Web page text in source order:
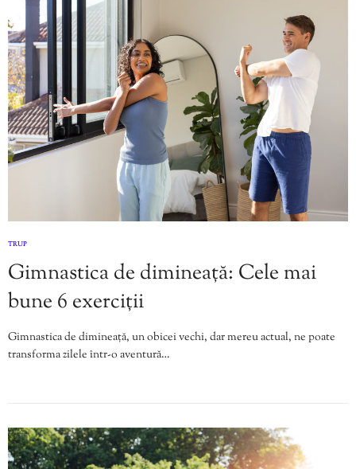
TRUP
Gimnastica de dimineață: Cele mai
bune 6 exerciții
Gimnastica de dimineață, un obicei vechi, dar mereu actual, ne poate
transforma zilele într-o aventură…